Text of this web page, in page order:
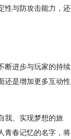
性与防攻击能力，还
断进步与玩家的持续
还是增加更多互动性
我、实现梦想的旅
青春记忆的名字，将